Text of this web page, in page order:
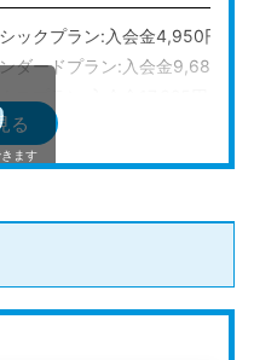
し込むと、世界中にある
用できます。海外出張先
打ち合わせや仕事ができ
め、自分の希望に合わ
なく個室オフィスを月5
要望に対応できるプラ
シックプラン:入会金4,950円
ダードプラン:入会金9,680円
ネスプラン:入会金17,325円、
ストッププラン:入会金
ナルプラン:入会金4,620円、
ます
る